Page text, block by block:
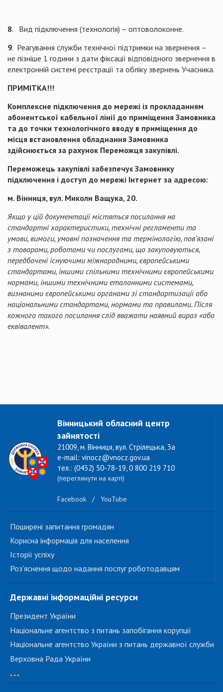
8. Вид підключення (технологія) – оптоволоконне.
9. Реагування служби технічної підтримки на звернення –
не пізніше 1 години з дати фіксації відповідного звернення в
електронній системі реєстрації та обліку звернень Учасника.
ПРИМІТКА!!!
Комплексне підключення до мережі із прокладанням
абонентської кабельної лінії до приміщення Замовника
та до точки технологічного вводу в приміщення до
місця встановлення обладнання Замовника
здійснюється за рахунок Переможця закупівлі.
Переможець закупівлі забезпечує Замовнику
підключення і доступ до мережі Інтернет за адресою:
м. Вінниця, вул. Миколи Ващука, 20.
Якщо у цій документації містяться посилання на
стандартні характеристики, технічні регламенти та
умови, вимоги, умовні позначення та термінологію, пов’язані
з товарами, роботами чи послугами, що закуповуються,
передбачені існуючими міжнародними, європейськими
стандартами, іншими спільними технічними європейськими
нормами, іншими технічними еталонними системами,
визнаними європейськими органами зі стандартизації або
національними стандартами, нормами та правилами. Після
кожного такого посилання слід вважати наявний вираз «або
еквівалент».
Вінницький обласний центр
зайнятості
21009, м. Вінниця, вул. Стрілецька, 3а
e-mail: vinocz@vnocz.gov.ua
тел.: (0432) 50-78-19, 0 800 219 710
(переглянути на карті)
Facebook / YouTube
Поширені запитання громадян
Корисна інформація для населення
Історії успіху
Роз'яснення щодо надання послуг роботодавцям
Державні інформаційні ресурси
Президент України
Національне агентство з питань запобігання корупції
Національне агентство України з питань державної служби
Верховна Рада України
...